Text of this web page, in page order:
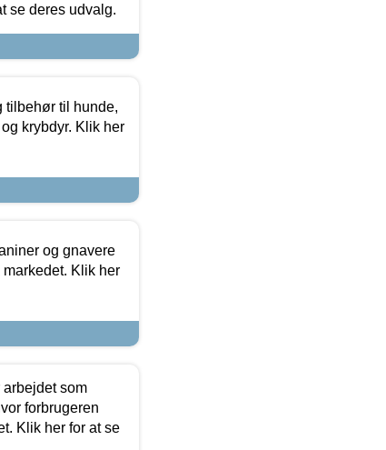
se deres udvalg.
tilbehør til hunde,
krybdyr. Klik her
og gnavere
Klik her
arbejdet som
forbrugeren
Klik her for at se